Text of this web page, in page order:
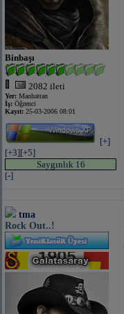
Binbaşı
2082 ileti
Yer: Manhattan
İş: Öğrenci
Kayıt: 25-03-2006 08:01
[+]
[+3][+5]
Saygınlık 16
[-]
tma
Rock Out..!